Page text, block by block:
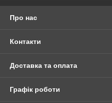
Про нас
Контакти
Доставка та оплата
Графік роботи